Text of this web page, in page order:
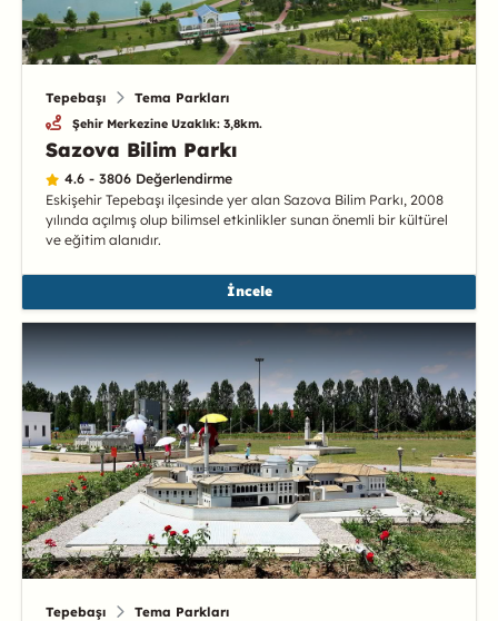
Tepebaşı Tema Parkları
Şehir Merkezine Uzaklık: 3,8km.
Sazova Bilim Parkı
4.6 - 3806 Değerlendirme
Eskişehir Tepebaşı ilçesinde yer alan Sazova Bilim Parkı, 2008
yılında açılmış olup bilimsel etkinlikler sunan önemli bir kültürel
ve eğitim alanıdır.
İncele
Tepebaşı Tema Parkları